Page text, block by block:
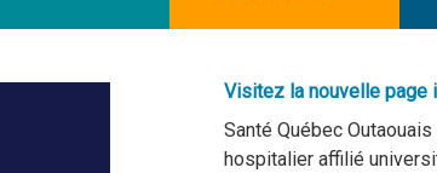
Visitez la nouvelle page
Santé Québec
hospitalier affilié